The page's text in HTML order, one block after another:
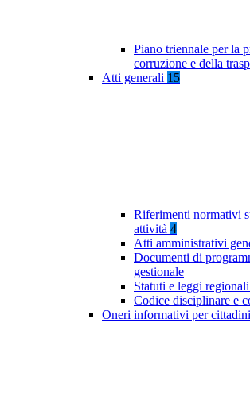
Piano triennale per la
corruzione e della
Atti generali 15
Riferimenti normativi
attività 4
Atti amministrativi
Documenti di
gestionale
Statuti e leggi regionali
Codice disciplinare e
Oneri informativi per